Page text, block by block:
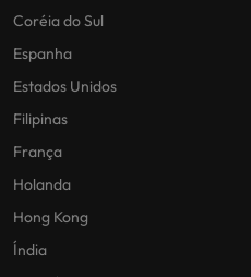
Coréia do Sul
Espanha
Estados Unidos
Filipinas
França
Holanda
Hong Kong
Índia